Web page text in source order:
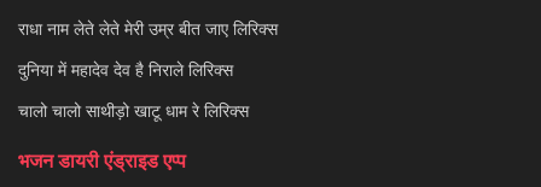
राधा नाम लेते लेते मेरी उम्र बीत जाए लिरिक्स
दुनिया में महादेव देव है निराले लिरिक्स
चालो चालो साथीड़ो खाटू धाम रे लिरिक्स
भजन डायरी एंड्राइड एप्प